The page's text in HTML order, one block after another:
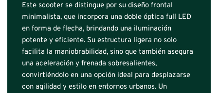
Este scooter se distingue por su diseño frontal
minimalista, que incorpora una doble óptica full LED
en forma de flecha, brindando una iluminación
potente y eficiente. Su estructura ligera no solo
facilita la maniobrabilidad, sino que también asegura
una aceleración y frenada sobresalientes,
convirtiéndolo en una opción ideal para desplazarse
con agilidad y estilo en entornos urbanos. Un